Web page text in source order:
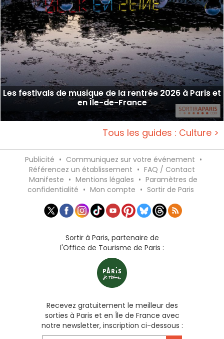
Les festivals de musique de la rentrée 2026 à Paris et
en Île-de-France
Tous les guides : Culture >
Publicité • Communiquez sur votre événement •
Référencez un établissement • FAQ / Contact
Manifeste • Mentions légales • Paramètres de
confidentialité • Mon compte • Sortir de Paris
Sortir à Paris, partenaire de
l'Office de Tourisme de Paris :
Recevez gratuitement le meilleur des
sorties à Paris et en Île de France avec
notre newsletter, inscription ci-dessous :